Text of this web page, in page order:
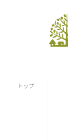
トップ